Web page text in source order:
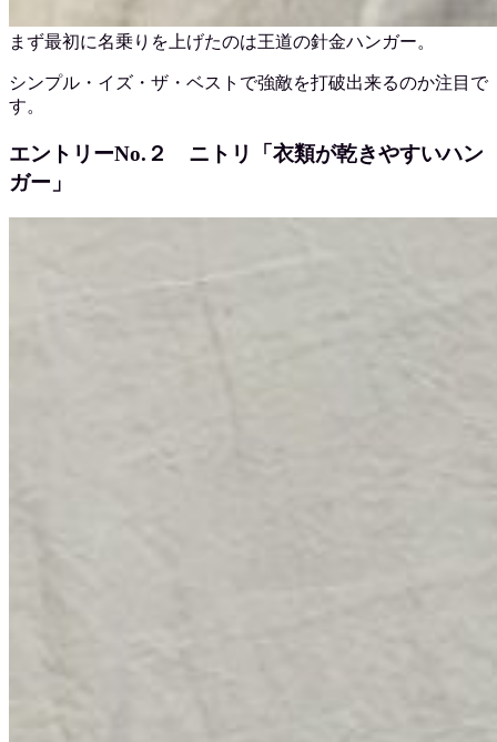
まず最初に名乗りを上げたのは王道の針金ハンガー。
シンプル・イズ・ザ・ベストで強敵を打破出来るのか注目で
す。
エントリーNo.２ ニトリ「衣類が乾きやすいハン
ガー」